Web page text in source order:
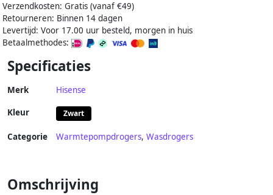
Verzendkosten: Gratis (vanaf €49)
Retourneren: Binnen 14 dagen
Levertijd: Voor 17.00 uur besteld, morgen in huis
Betaalmethodes:
Specificaties
Merk Hisense
Kleur Zwart
Categorie Warmtepompdrogers, Wasdrogers
Omschrijving